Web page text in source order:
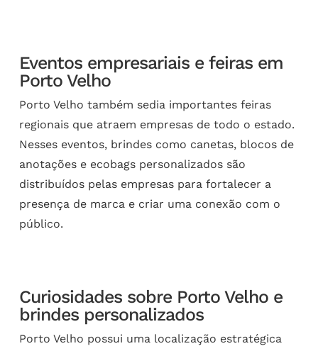
Eventos empresariais e feiras em
Porto Velho
Porto Velho também sedia importantes feiras
regionais que atraem empresas de todo o estado.
Nesses eventos, brindes como canetas, blocos de
anotações e ecobags personalizados são
distribuídos pelas empresas para fortalecer a
presença de marca e criar uma conexão com o
público.
Curiosidades sobre Porto Velho e
brindes personalizados
Porto Velho possui uma localização estratégica